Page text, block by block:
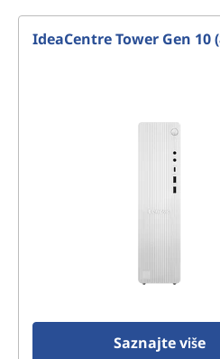
IdeaCentre Tower Gen 10
Saznajte više